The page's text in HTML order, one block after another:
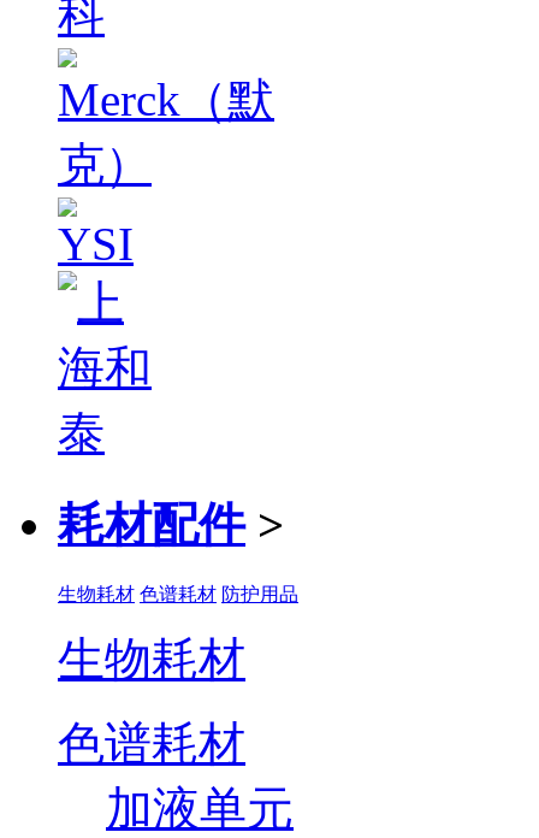
耗材配件 >
生物耗材 色谱耗材 防护用品
生物耗材
色谱耗材
加液单元